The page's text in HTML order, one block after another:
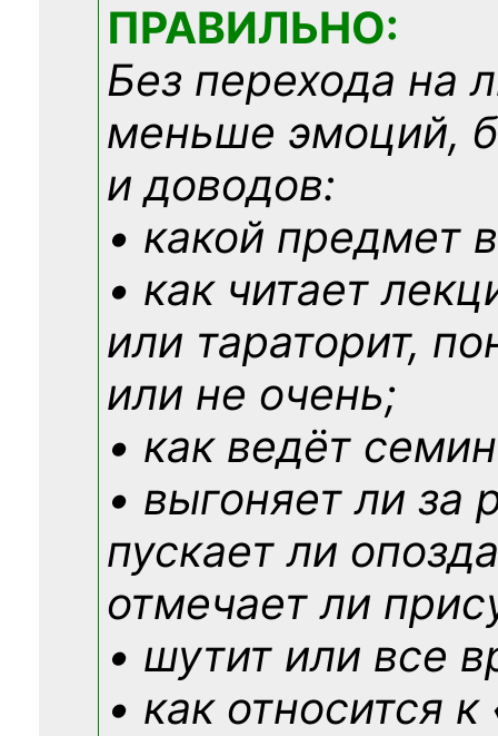
ПРАВИЛЬНО:
Без перехода на
меньше эмоций,
и доводов:
• какой предмет
• как читает
или тараторит,
или не очень;
• как ведёт
• выгоняет ли за
пускает ли
отмечает ли
• шутит или все
• как относится